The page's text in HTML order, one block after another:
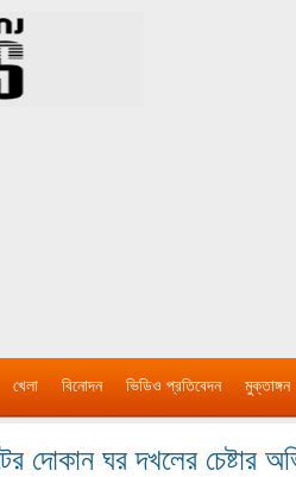
খেলা বিনোদন ভিডিও প্রতিবেদন মুক্তাঙ্গন
দোকান ঘর দখলের চেষ্টার